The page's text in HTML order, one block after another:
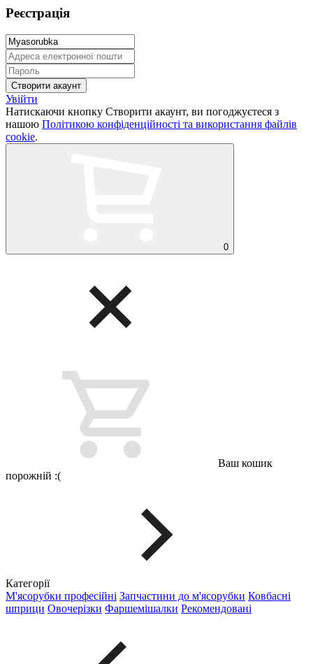
Реєстрація
Увійти
Натискаючи кнопку Створити акаунт, ви погоджуєтеся з
нашою Політикою конфіденційності та використання файлів
cookie.
0
Ваш кошик
порожній :(
Категорії
М'ясорубки професійні Запчастини до м'ясорубки Ковбасні
шприци Овочерізки Фаршемішалки Рекомендовані